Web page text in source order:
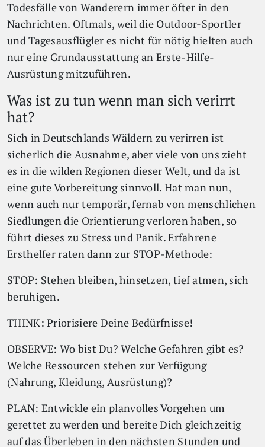
Todesfälle von Wanderern immer öfter in den
Nachrichten. Oftmals, weil die Outdoor-Sportler
und Tagesausflügler es nicht für nötig hielten auch
nur eine Grundausstattung an Erste-Hilfe-
Ausrüstung mitzuführen.
Was ist zu tun wenn man sich verirrt
hat?
Sich in Deutschlands Wäldern zu verirren ist
sicherlich die Ausnahme, aber viele von uns zieht
es in die wilden Regionen dieser Welt, und da ist
eine gute Vorbereitung sinnvoll. Hat man nun,
wenn auch nur temporär, fernab von menschlichen
Siedlungen die Orientierung verloren haben, so
führt dieses zu Stress und Panik. Erfahrene
Ersthelfer raten dann zur STOP-Methode:
STOP: Stehen bleiben, hinsetzen, tief atmen, sich
beruhigen.
THINK: Priorisiere Deine Bedürfnisse!
OBSERVE: Wo bist Du? Welche Gefahren gibt es?
Welche Ressourcen stehen zur Verfügung
(Nahrung, Kleidung, Ausrüstung)?
PLAN: Entwickle ein planvolles Vorgehen um
gerettet zu werden und bereite Dich gleichzeitig
auf das Überleben in den nächsten Stunden und